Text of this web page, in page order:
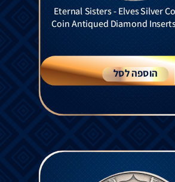
Eternal Sisters - Elves Silver
Coin Antiqued Diamond
הוספה לסל